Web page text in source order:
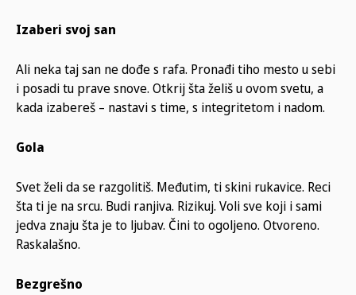
Izaberi svoj san
Ali neka taj san ne dođe s rafa. Pronađi tiho mesto u sebi
i posadi tu prave snove. Otkrij šta želiš u ovom svetu, a
kada izabereš – nastavi s time, s integritetom i nadom.
Gola
Svet želi da se razgolitiš. Međutim, ti skini rukavice. Reci
šta ti je na srcu. Budi ranjiva. Rizikuj. Voli sve koji i sami
jedva znaju šta je to ljubav. Čini to ogoljeno. Otvoreno.
Raskalašno.
Bezgrešno